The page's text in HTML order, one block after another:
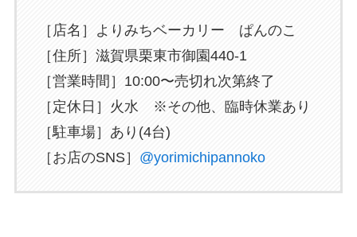
［店名］よりみちベーカリー ぱんのこ
［住所］滋賀県栗東市御園440-1
［営業時間］10:00〜売切れ次第終了
［定休日］火水 ※その他、臨時休業あり
［駐車場］あり(4台)
［お店のSNS］ @yorimichipannoko